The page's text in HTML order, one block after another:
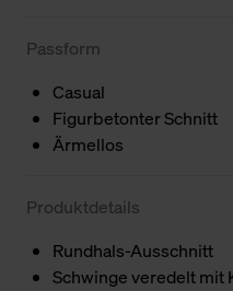
Passform
Casual
Figurbetonter Schnitt
Ärmellos
Produktdetails
Rundhals-Ausschnitt
Schwinge veredelt mit